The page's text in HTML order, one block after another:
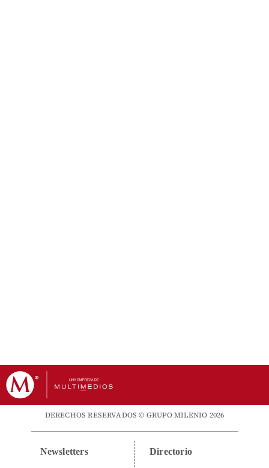
DERECHOS RESERVADOS © GRUPO MILENIO 2026
Newsletters Directorio